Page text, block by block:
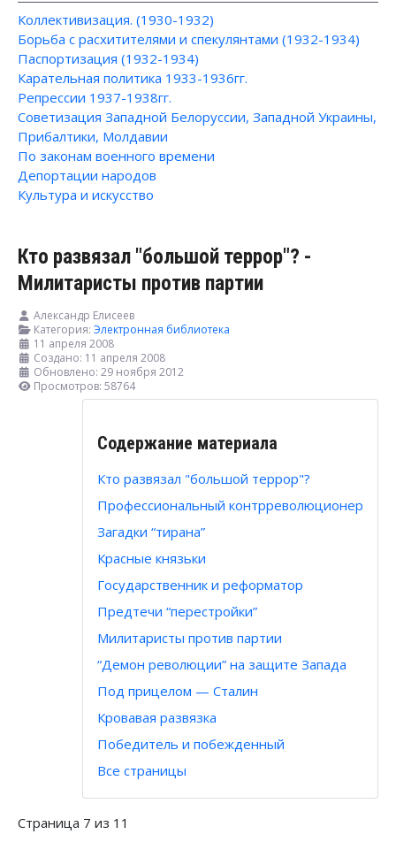
Коллективизация. (1930-1932)
Борьба с расхитителями и спекулянтами (1932-1934)
Паспортизация (1932-1934)
Карательная политика 1933-1936гг.
Репрессии 1937-1938гг.
Советизация Западной Белоруссии, Западной Украины,
Прибалтики, Молдавии
По законам военного времени
Депортации народов
Культура и искусство
Кто развязал "большой террор"? -
Милитаристы против партии
Александр Елисеев
Категория: Электронная библиотека
11 апреля 2008
Создано: 11 апреля 2008
Обновлено: 29 ноября 2012
Просмотров: 58764
Содержание материала
Кто развязал "большой террор"?
Профессиональный контрреволюционер
Загадки “тирана”
Красные князьки
Государственник и реформатор
Предтечи “перестройки”
Милитаристы против партии
“Демон революции” на защите Запада
Под прицелом — Сталин
Кровавая развязка
Победитель и побежденный
Все страницы
Страница 7 из 11